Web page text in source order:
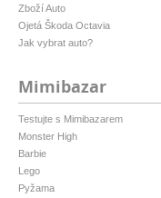
Zboží Auto
Ojetá Škoda Octavia
Jak vybrat auto?
Mimibazar
Testujte s Mimibazarem
Monster High
Barbie
Lego
Pyžama